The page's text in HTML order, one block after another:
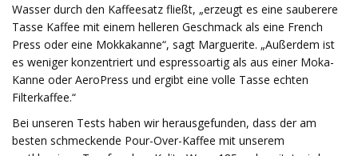
Wasser durch den Kaffeesatz fließt, „erzeugt es eine sauberere
Tasse Kaffee mit einem helleren Geschmack als eine French
Press oder eine Mokkakanne“, sagt Marguerite. „Außerdem ist
es weniger konzentriert und espressoartig als aus einer Moka-
Kanne oder AeroPress und ergibt eine volle Tasse echten
Filterkaffee.“
Bei unseren Tests haben wir herausgefunden, dass der am
besten schmeckende Pour-Over-Kaffee mit unserem